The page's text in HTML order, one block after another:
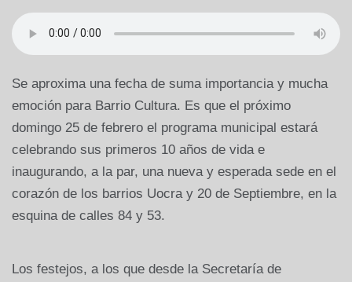
Se aproxima una fecha de suma importancia y mucha
emoción para Barrio Cultura. Es que el próximo
domingo 25 de febrero el programa municipal estará
celebrando sus primeros 10 años de vida e
inaugurando, a la par, una nueva y esperada sede en el
corazón de los barrios Uocra y 20 de Septiembre, en la
esquina de calles 84 y 53.
Los festejos, a los que desde la Secretaría de